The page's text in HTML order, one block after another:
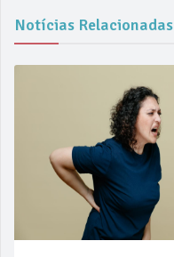
Notícias Relacionadas